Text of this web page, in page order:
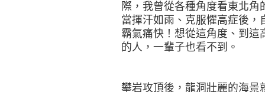
際，我曾從各種角度看東北
當揮汗如雨、克服懼高症後
霸氣痛快！想從這角度、到
的人，一輩子也看不到。
攀岩攻頂後，龍洞壯麗的海景